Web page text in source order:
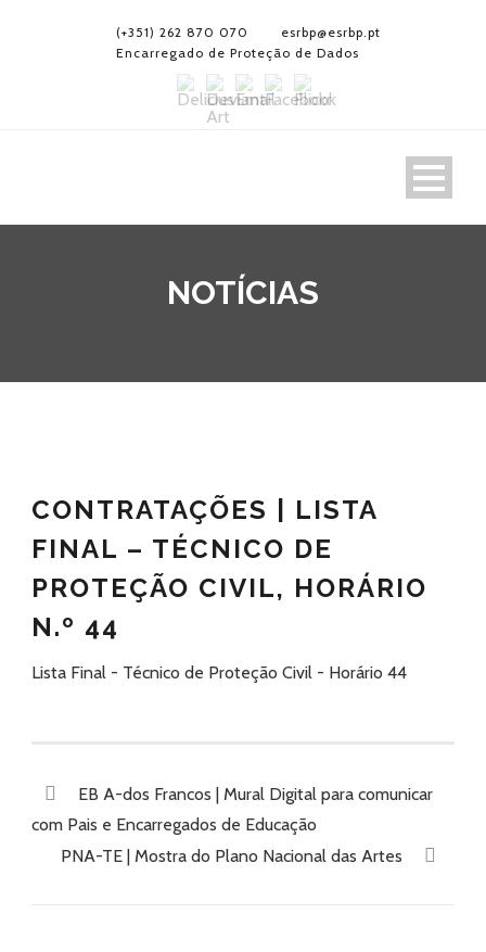
(+351) 262 870 070
esrbp@esrbp.pt
Encarregado de Proteção de Dados
NOTÍCIAS
CONTRATAÇÕES | LISTA
FINAL – TÉCNICO DE
PROTEÇÃO CIVIL, HORÁRIO
N.º 44
Lista Final - Técnico de Proteção Civil - Horário 44
EB A-dos Francos | Mural Digital para comunicar
com Pais e Encarregados de Educação
PNA-TE | Mostra do Plano Nacional das Artes